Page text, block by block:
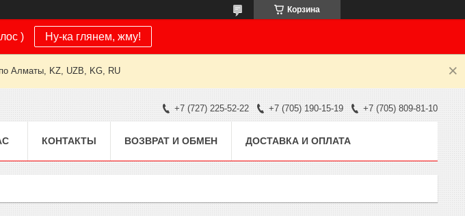
Корзина
) Ну-ка глянем, жму!
Алматы, KZ, UZB, KG, RU
+7 (727) 225-52-22 +7 (705) 190-15-19 +7 (705) 809-81-10
КОНТАКТЫ ВОЗВРАТ И ОБМЕН ДОСТАВКА И ОПЛАТА